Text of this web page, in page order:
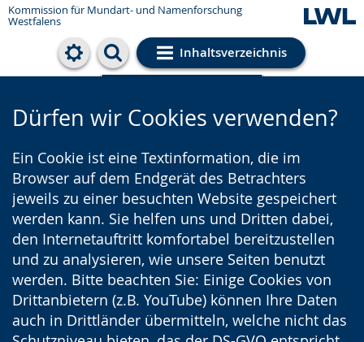
Kommission für Mundart- und Namenforschung
Westfalens
Inhaltsverzeichnis
Cookie-Einstellungen
Dürfen wir Cookies verwenden?
Ein Cookie ist eine Textinformation, die im
Browser auf dem Endgerät des Betrachters
jeweils zu einer besuchten Website gespeichert
werden kann. Sie helfen uns und Dritten dabei,
den Internetauftritt komfortabel bereitzustellen
und zu analysieren, wie unsere Seiten benutzt
werden. Bitte beachten Sie: Einige Cookies von
Drittanbietern (z.B. YouTube) können Ihre Daten
auch in Drittländer übermitteln, welche nicht das